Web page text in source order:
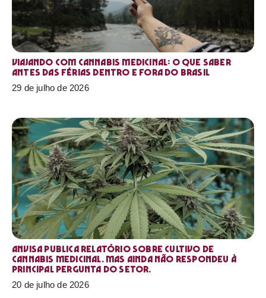
Viajando com cannabis medicinal: o que saber
antes das férias dentro e fora do Brasil
29 de julho de 2026
Anvisa publica relatório sobre cultivo de
Cannabis medicinal. Mas ainda não respondeu à
principal pergunta do setor.
20 de julho de 2026